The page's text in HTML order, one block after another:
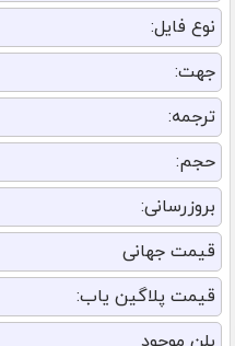
نوع فایل:
جهت:
ترجمه:
حجم:
بروزرسانی:
قیمت جهانی
قیمت پلاگین یاب: